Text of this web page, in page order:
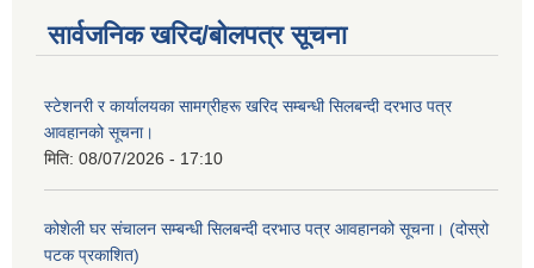
सार्वजनिक खरिद/बोलपत्र सूचना
स्टेशनरी र कार्यालयका सामग्रीहरू खरिद सम्बन्धी सिलबन्दी दरभाउ पत्र
आवहानको सूचना।
मिति: 08/07/2026 - 17:10
कोशेली घर संचालन सम्बन्धी सिलबन्दी दरभाउ पत्र आवहानको सूचना। (दोस्रो
पटक प्रकाशित)